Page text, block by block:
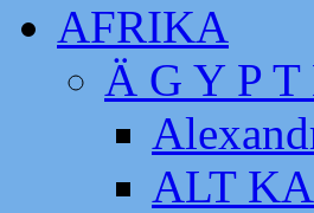
AFRIKA
Ä G Y P T
ALT